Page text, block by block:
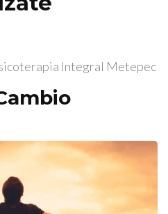
Integral Metepec